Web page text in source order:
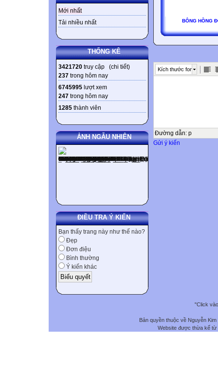
Mới nhất
Tải nhiều nhất
THỐNG KÊ
3421720 truy cập (chi tiết)
237 trong hôm nay
6745995 lượt xem
247 trong hôm nay
1285 thành viên
ẢNH NGẪU NHIÊN
ĐIỀU TRA Ý KIẾN
Bạn thấy trang này như thế nào?
Đẹp
Đơn điệu
Bình thường
Ý kiến khác
BÔNG HỒNG
Kích thước font
Đường dẫn: p
Gửi ý kiến
"Click
Bản quyền thuộc về Nguyễn
Website được thừa kế từ